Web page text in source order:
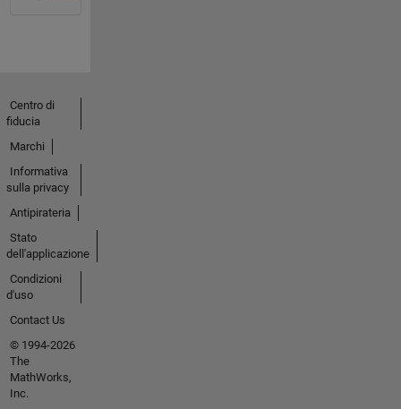
Centro di
fiducia
Marchi
Informativa
sulla privacy
Antipirateria
Stato
dell'applicazione
Condizioni
d'uso
Contact Us
© 1994-2026
The
MathWorks,
Inc.